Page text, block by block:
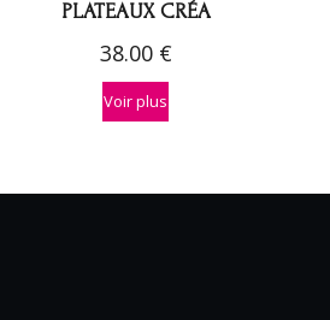
PLATEAUX CRÉA
38.00 €
Voir plus